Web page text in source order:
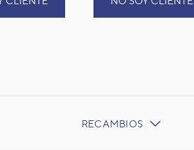
RECAMBIOS